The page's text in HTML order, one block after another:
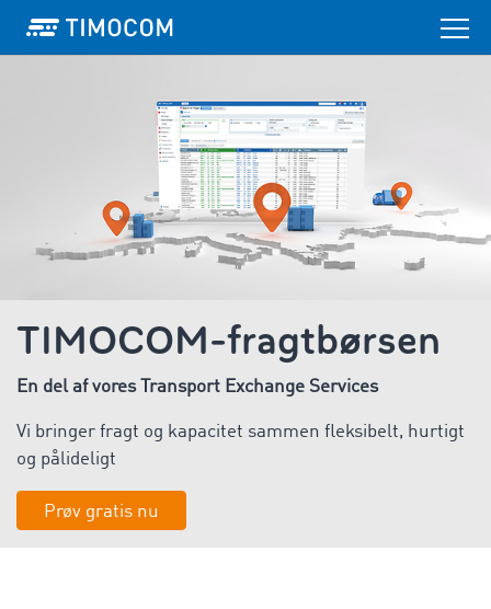
TIMOCOM-fragtbørsen
En del af vores Transport Exchange Services
Vi bringer fragt og kapacitet sammen fleksibelt, hurtigt
og pålideligt
Prøv gratis nu